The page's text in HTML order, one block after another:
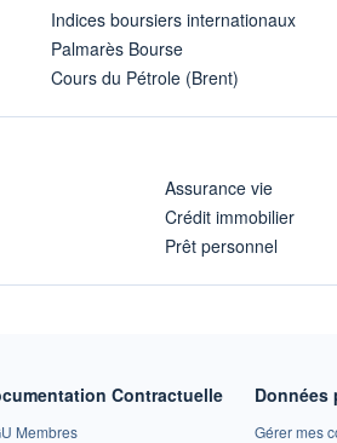
Indices boursiers internationaux
Palmarès Bourse
Cours du Pétrole (Brent)
Assurance vie
Crédit immobilier
Prêt personnel
Contractuelle
Membres
Données
Gérer mes